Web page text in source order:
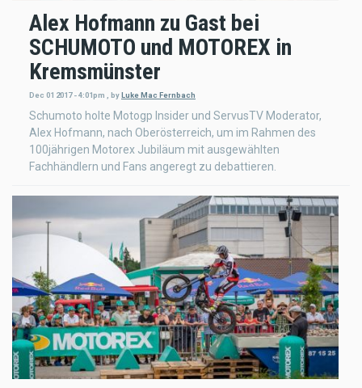
Alex Hofmann zu Gast bei
SCHUMOTO und MOTOREX in
Kremsmünster
Dec 01 2017 - 4:01pm , byLuke Mac Fernbach
Schumoto holte Motogp Insider und ServusTV Moderator,
Alex Hofmann, nach Oberösterreich, um im Rahmen des
100jährigen Motorex Jubiläum mit ausgewählten
Fachhändlern und Fans angeregt zu debattieren.